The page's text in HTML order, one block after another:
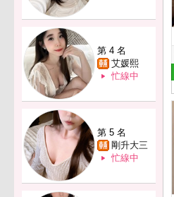
第 4 名
艾媛熙
忙線中
第 5 名
剛升大三
忙線中